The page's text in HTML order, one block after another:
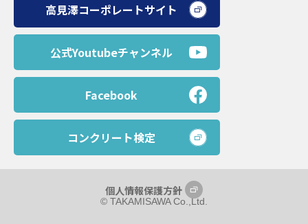
高見澤コーポレートサイト
公式Youtubeチャンネル
Facebook
コンクリート検定
個人情報保護方針
©︎ TAKAMISAWA Co.,Ltd.